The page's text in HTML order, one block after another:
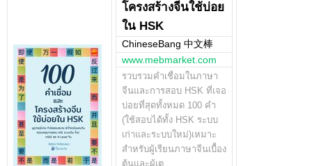
โครงสร้างจีนใช้บ่อย
ใน HSK
ChineseBang 中文棒
www.mebmarket.com
รวบรวมคำเชื่อมในภาษา
จีนและการสอบ HSK ที่เจอ
บ่อยที่สุดทั้งหมด 100 คำ
(ใช้สอบได้ทั้ง HSK ระบบ
เก่าและระบบใหม่)เหมาะ
สำหรับผู้เรียนภาษาจีนเบื้อง
ต้นและผู้เต…